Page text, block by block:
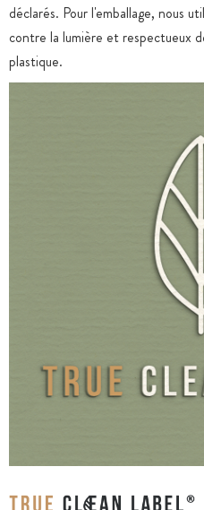
déclarés. Pour l'emballage, nous
contre la lumière et respectueux
plastique.